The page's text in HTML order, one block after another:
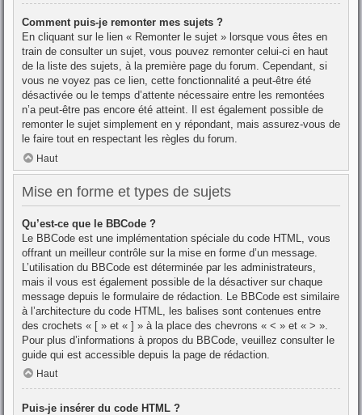
Comment puis-je remonter mes sujets ?
En cliquant sur le lien « Remonter le sujet » lorsque vous êtes en
train de consulter un sujet, vous pouvez remonter celui-ci en haut
de la liste des sujets, à la première page du forum. Cependant, si
vous ne voyez pas ce lien, cette fonctionnalité a peut-être été
désactivée ou le temps d’attente nécessaire entre les remontées
n’a peut-être pas encore été atteint. Il est également possible de
remonter le sujet simplement en y répondant, mais assurez-vous de
le faire tout en respectant les règles du forum.
Haut
Mise en forme et types de sujets
Qu’est-ce que le BBCode ?
Le BBCode est une implémentation spéciale du code HTML, vous
offrant un meilleur contrôle sur la mise en forme d’un message.
L’utilisation du BBCode est déterminée par les administrateurs,
mais il vous est également possible de la désactiver sur chaque
message depuis le formulaire de rédaction. Le BBCode est similaire
à l’architecture du code HTML, les balises sont contenues entre
des crochets « [ » et « ] » à la place des chevrons « < » et « > ».
Pour plus d’informations à propos du BBCode, veuillez consulter le
guide qui est accessible depuis la page de rédaction.
Haut
Puis-je insérer du code HTML ?